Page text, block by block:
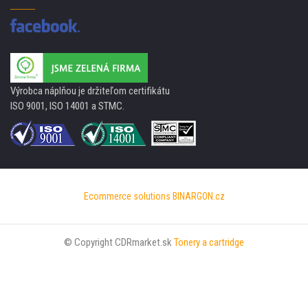
Výrobca náplňou je držiteľom certifikátu
ISO 9001, ISO 14001 a STMC.
Ecommerce solutions BINARGON.cz
© Copyright CDRmarket.sk Tonery a cartridge